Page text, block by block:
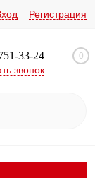
Регистрация
33-24
звонок
0